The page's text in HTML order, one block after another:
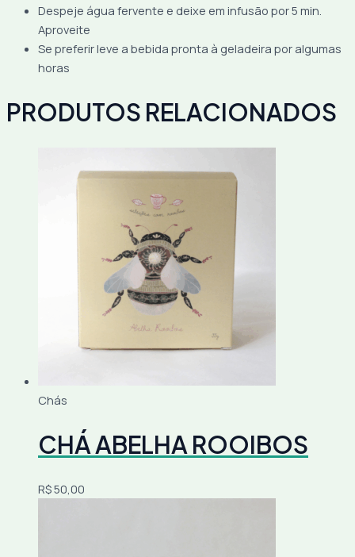
Despeje água fervente e deixe em infusão por 5 min.
Aproveite
Se preferir leve a bebida pronta à geladeira por algumas
horas
PRODUTOS RELACIONADOS
Chás
CHÁ ABELHA ROOIBOS
R$50,00